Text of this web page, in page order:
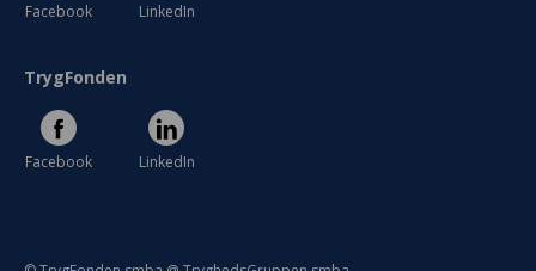
Facebook LinkedIn
TrygFonden
Facebook LinkedIn